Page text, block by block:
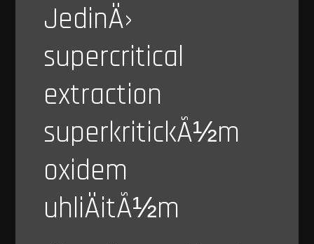
JedinÄ›
supercritical
extraction
superkritickÃ½m
oxidem
uhliÄitÃ½m